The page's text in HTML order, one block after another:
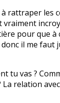
à rattraper les
vraiment
pour que à
il me faut
tu vas ?
La relation